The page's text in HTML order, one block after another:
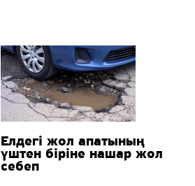
Елдегі жол апатының
үштен біріне нашар жол
себеп